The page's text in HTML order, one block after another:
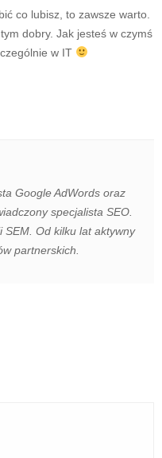
co lubisz, to zawsze warto.
dobry. Jak jesteś w czymś
w IT
Google AdWords oraz
specjalista SEO.
SEM. Od kilku lat aktywny
partnerskich.